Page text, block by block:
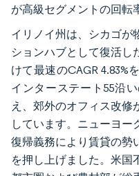
が高級セグメントの回転
イリノイ州は、シカゴが
ションハブとして復活し
けて最速のCAGR 4.83%
インターステート55沿
え、郊外のオフィス改修
しています。ニューヨー
復帰義務により賃貸の勢
を押し上げました。米国